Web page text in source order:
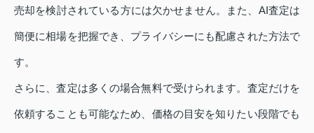
売却を検討されている方には欠かせません。また、AI査定は
簡便に相場を把握でき、プライバシーにも配慮された方法で
す。
さらに、査定は多くの場合無料で受けられます。査定だけを
依頼することも可能なため、価格の目安を知りたい段階でも